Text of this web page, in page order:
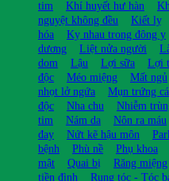
tim
Khí huyết hư hàn
nguyệt không đều
Kiết lỵ
hóa
Kỵ nhau trong đông y
dương
Liệt nửa người
dom
Lậu Lợi sữa Lợi
độc
Méo miệng Mất ngủ
nhọt lở ngứa
Mụn trứng cá
độc
Nha chu Nhiễm
tim
Nám da Nôn ra máu
đay
Nứt kẽ hậu môn
bệnh
Phù nề Phụ khoa
mật
Quai bị Răng miệng
tiền đình
Rụng tóc - Tóc